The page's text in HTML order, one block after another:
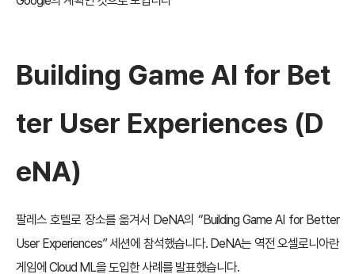
Building Game AI for Bet
ter User Experiences (D
eNA)
팔레스 호텔로 장소를 옮겨서 DeNA의 “Building Game AI for Better
User Experiences” 세션에 참석했습니다. DeNA는 역전 오셀로니아란
게임에 Cloud ML을 도입한 사례를 발표했습니다.